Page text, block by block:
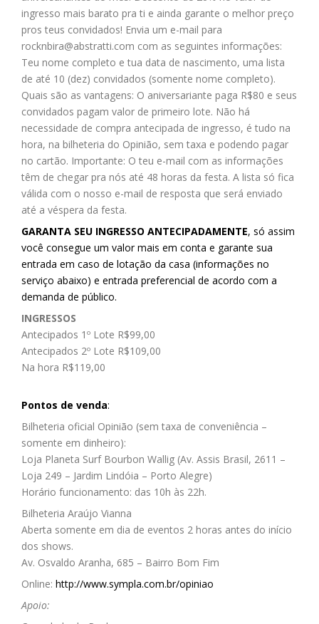
ingresso mais barato pra ti e ainda garante o melhor preço
pros teus convidados! Envia um e-mail para
rocknbira@abstratti.com com as seguintes informações:
Teu nome completo e tua data de nascimento, uma lista
de até 10 (dez) convidados (somente nome completo).
Quais são as vantagens: O aniversariante paga R$80 e seus
convidados pagam valor de primeiro lote. Não há
necessidade de compra antecipada de ingresso, é tudo na
hora, na bilheteria do Opinião, sem taxa e podendo pagar
no cartão. Importante: O teu e-mail com as informações
têm de chegar pra nós até 48 horas da festa. A lista só fica
válida com o nosso e-mail de resposta que será enviado
até a véspera da festa.
GARANTA SEU INGRESSO ANTECIPADAMENTE, só assim
você consegue um valor mais em conta e garante sua
entrada em caso de lotação da casa (informações no
serviço abaixo) e entrada preferencial de acordo com a
demanda de público.
INGRESSOS
Antecipados 1º Lote R$99,00
Antecipados 2º Lote R$109,00
Na hora R$119,00
Pontos de venda:
Bilheteria oficial Opinião (sem taxa de conveniência –
somente em dinheiro):
Loja Planeta Surf Bourbon Wallig (Av. Assis Brasil, 2611 –
Loja 249 – Jardim Lindóia – Porto Alegre)
Horário funcionamento: das 10h às 22h.
Bilheteria Araújo Vianna
Aberta somente em dia de eventos 2 horas antes do início
dos shows.
Av. Osvaldo Aranha, 685 – Bairro Bom Fim
Online:http://www.sympla.com.br/opiniao
Apoio: